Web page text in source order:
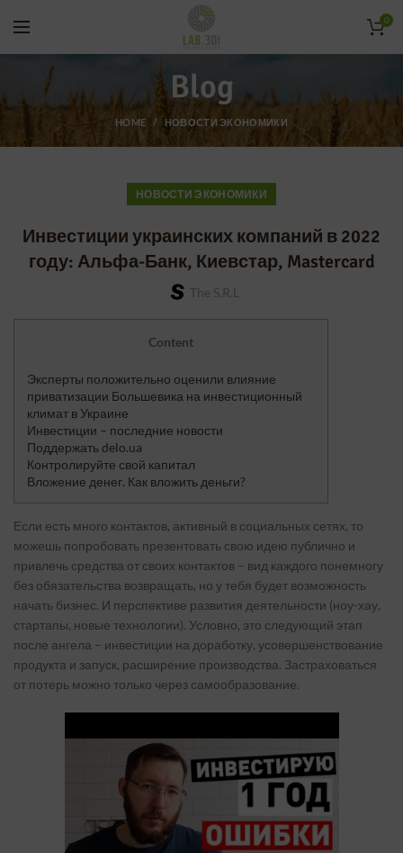
0
Blog
HOME НОВОСТИ ЭКОНОМИКИ
НОВОСТИ ЭКОНОМИКИ
Инвестиции украинских компаний в 2022
году: Альфа-Банк, Киевстар, Mastercard
The S.r.l
Content
Эксперты положительно оценили влияние
приватизации Большевика на инвестиционный
климат в Украине
Инвестиции – последние новости
Поддержать delo.ua
Контролируйте свой капитал
Вложение денег. Как вложить деньги?
Если есть много контактов, активный в социальных сетях, то
можешь попробовать презентовать свою идею публично и
привлечь средства от своих контактов – вид каждого понемногу
без обязательства возвращать, но у тебя будет возможность
начать бизнес. И перспективе развития деятельности (ноу-хау,
стартапы, новые технологии). Условно, это следующий этап
после ангела – инвестиции на доработку, усовершенствование
продукта и запуск, расширение производства. Застраховаться
от потерь можно только через самообразование.